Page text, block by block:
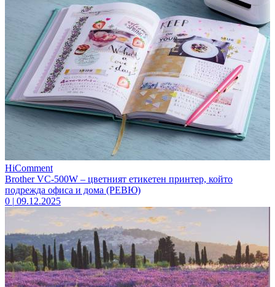
HiComment
Brother VC-500W – цветният етикетен принтер, който
подрежда офиса и дома (РЕВЮ)
0 | 09.12.2025